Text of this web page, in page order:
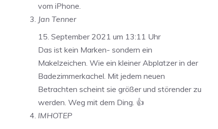
vom iPhone.
Jan Tenner
15. September 2021 um 13:11 Uhr
Das ist kein Marken- sondern ein
Makelzeichen. Wie ein kleiner Abplatzer in der
Badezimmerkachel. Mit jedem neuen
Betrachten scheint sie größer und störender zu
werden. Weg mit dem Ding. 👍
IMHOTEP